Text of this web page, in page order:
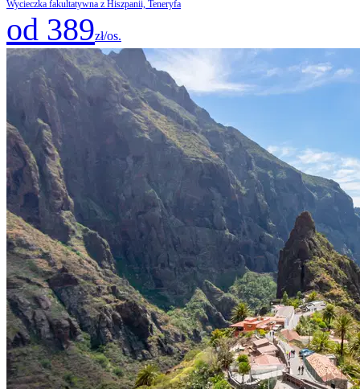
Wycieczka fakultatywna z Hiszpanii, Teneryfa
od 389zł/os.